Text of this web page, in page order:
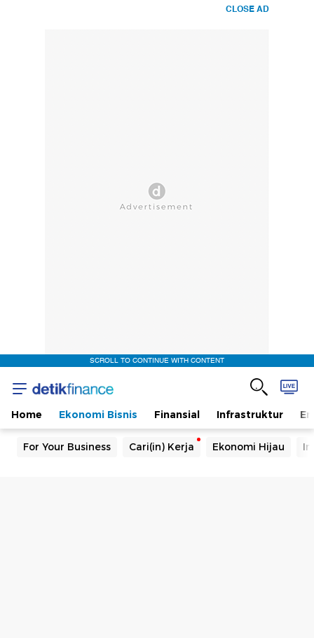
CLOSE AD
SCROLL TO CONTINUE WITH CONTENT
Home Ekonomi Bisnis Finansial Infrastruktur
For Your Business Cari(in) Kerja Ekonomi Hijau